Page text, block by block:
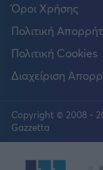
Όροι Χρήσης
Πολιτική
Πολιτική Cookies
Διαχείριση
Copyright © 2008 -
Gazzetta